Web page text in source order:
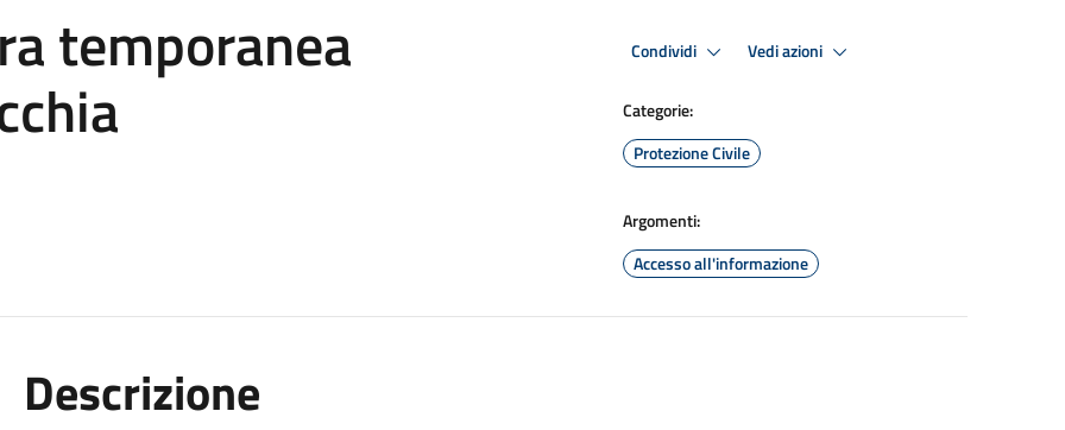
temporanea Condividi Vedi azioni
Categorie:
Protezione Civile
Argomenti:
Accesso all'informazione
Descrizione